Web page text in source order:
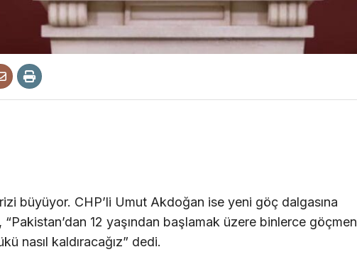
büyüyor. CHP’li Umut Akdoğan ise yeni göç dalgasına
12 yaşından başlamak üzere binlerce göçmen
nasıl kaldıracağız” dedi.